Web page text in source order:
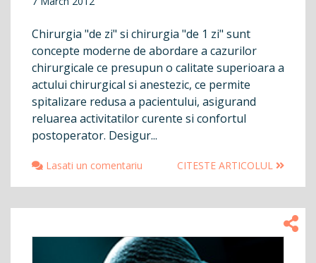
Chirurgia "de zi" si chirurgia "de 1 zi" sunt
concepte moderne de abordare a cazurilor
chirurgicale ce presupun o calitate superioara a
actului chirurgical si anestezic, ce permite
spitalizare redusa a pacientului, asigurand
reluarea activitatilor curente si confortul
postoperator. Desigur...
Lasati un comentariu CITESTE ARTICOLUL